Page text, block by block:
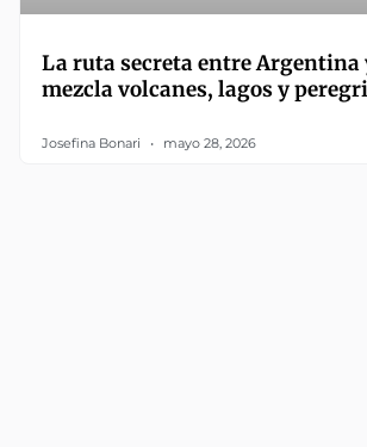
La ruta secreta entre Argentina
mezcla volcanes, lagos y
Josefina Bonari mayo 28, 2026